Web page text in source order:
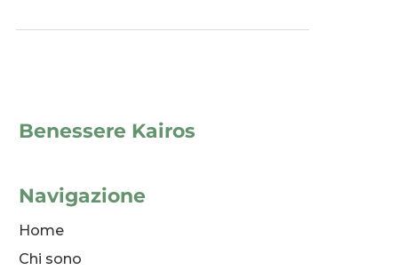
Benessere Kairos
Navigazione
Home
Chi sono